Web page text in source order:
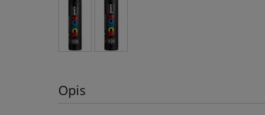
Opis